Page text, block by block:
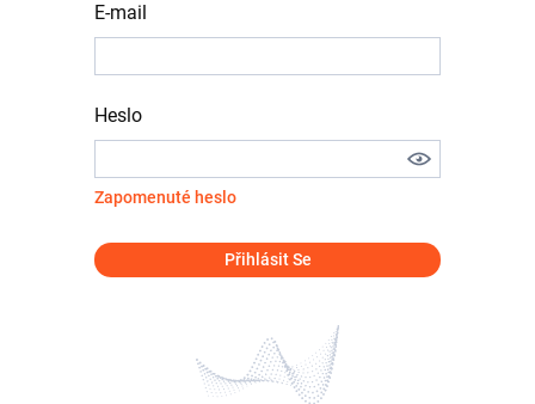
E-mail
Heslo
Zapomenuté heslo
Přihlásit Se